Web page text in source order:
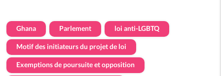
Ghana Parlement loi anti-LGBTQ
Motif des initiateurs du projet de loi
Exemptions de poursuite et opposition